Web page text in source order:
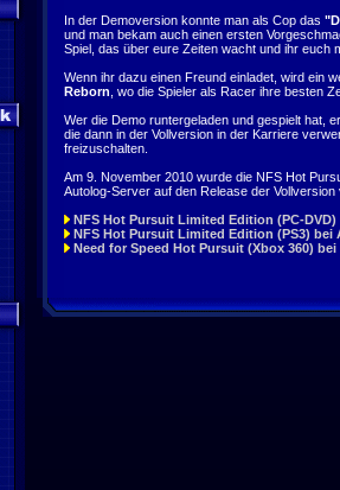
In der Demoversion konnte man als Cop das
und man bekam auch einen ersten
Spiel, das über eure Zeiten wacht und ihr euch
Wenn ihr dazu einen Freund einladet, wird ein
Reborn , wo die Spieler als Racer ihre besten
Wer die Demo runtergeladen und gespielt hat,
die dann in der Vollversion in der Karriere
freizuschalten.
Am 9. November 2010 wurde die NFS Hot
Autolog-Server auf den Release der
NFS Hot Pursuit Limited Edition (PC-
NFS Hot Pursuit Limited Edition (PS3) bei
Need for Speed Hot Pursuit (Xbox 360)